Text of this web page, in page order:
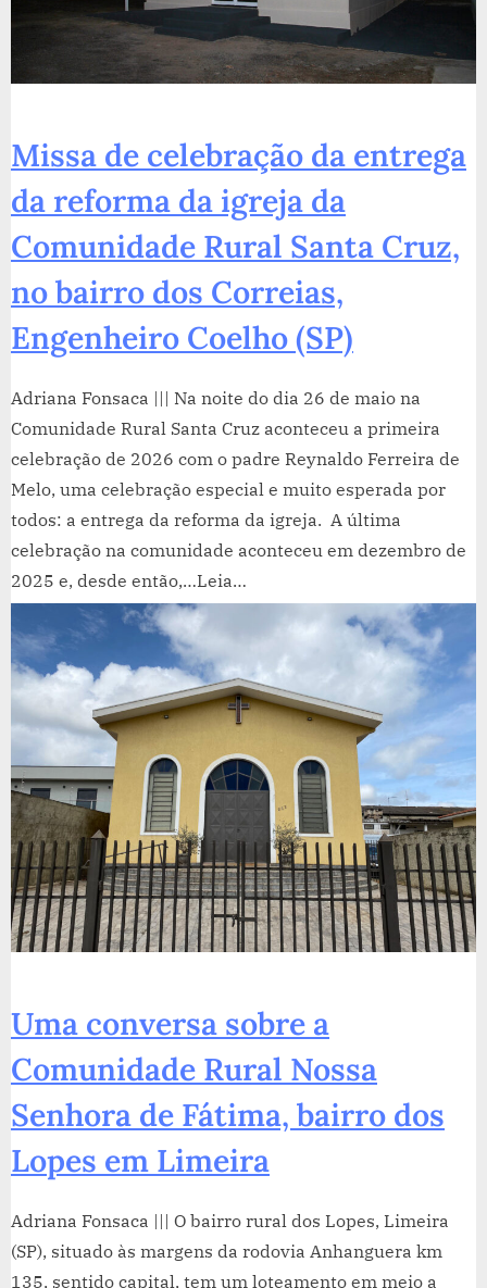
Missa de celebração da entrega
da reforma da igreja da
Comunidade Rural Santa Cruz,
no bairro dos Correias,
Engenheiro Coelho (SP)
Adriana Fonsaca ||| Na noite do dia 26 de maio na
Comunidade Rural Santa Cruz aconteceu a primeira
celebração de 2026 com o padre Reynaldo Ferreira de
Melo, uma celebração especial e muito esperada por
todos: a entrega da reforma da igreja. A última
celebração na comunidade aconteceu em dezembro de
2025 e, desde então,…Leia…
Uma conversa sobre a
Comunidade Rural Nossa
Senhora de Fátima, bairro dos
Lopes em Limeira
Adriana Fonsaca ||| O bairro rural dos Lopes, Limeira
(SP), situado às margens da rodovia Anhanguera km
135, sentido capital, tem um loteamento em meio a